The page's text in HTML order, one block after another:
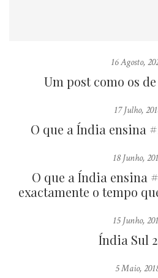
16 Agosto,
Um post como os
17 Julho,
O que a Índia ensina
18 Junho,
O que a Índia ensina
exactamente o tempo
15 Junho,
Índia Sul
5 Maio,